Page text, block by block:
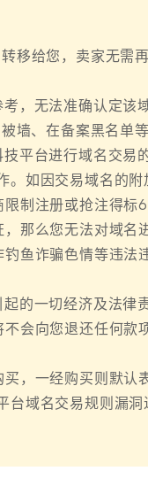
移给您，卖家无
，无法准确认定
墙、在备案黑名单
平台进行域名交易
。如因交易域名的
制注册或抢注得标
那么您无法对域
鱼诈骗色情等违
的一切经济及法律
会向您退还任何
，一经购买则默认
台域名交易规则漏